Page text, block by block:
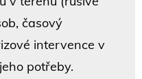
časový
intervence v
potřeby.